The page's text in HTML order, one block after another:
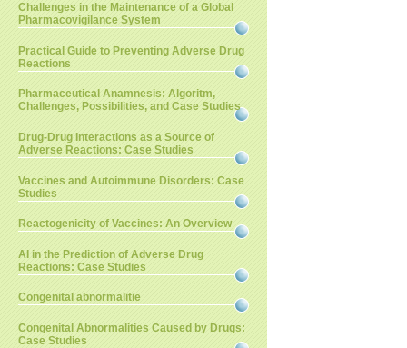
Challenges in the Maintenance of a Global
Pharmacovigilance System
Practical Guide to Preventing Adverse Drug
Reactions
Pharmaceutical Anamnesis: Algoritm,
Challenges, Possibilities, and Case Studies
Drug-Drug Interactions as a Source of
Adverse Reactions: Case Studies
Vaccines and Autoimmune Disorders: Case
Studies
Reactogenicity of Vaccines: An Overview
AI in the Prediction of Adverse Drug
Reactions: Case Studies
Congenital abnormalitie
Congenital Abnormalities Caused by Drugs:
Case Studies